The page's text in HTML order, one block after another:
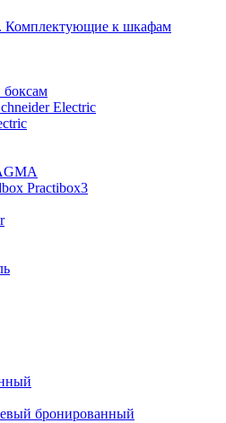
к шкафам
Electric
Practibox3
бронированный